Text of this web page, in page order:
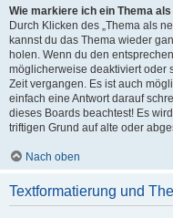
Wie markiere ich ein Thema als
Durch Klicken des „Thema als
kannst du das Thema wieder
holen. Wenn du den
möglicherweise deaktiviert oder
Zeit vergangen. Es ist auch
einfach eine Antwort darauf
dieses Boards beachtest! Es
triftigen Grund auf alte oder
Nach oben
Textformatierung und